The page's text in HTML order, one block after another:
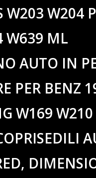
W203 W204
W639 ML
AUTO IN
PER BENZ
W169 W210